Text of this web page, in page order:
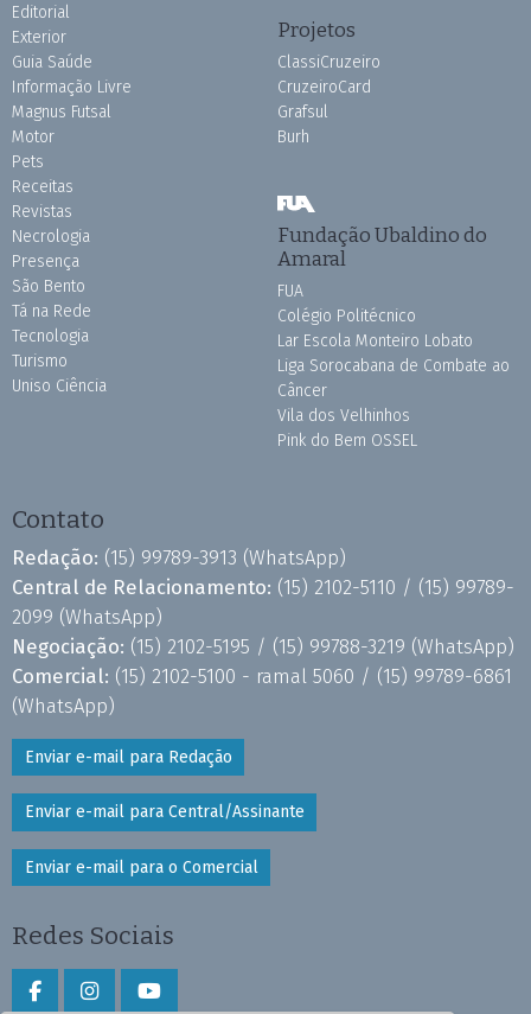
Editorial
Exterior
Guia Saúde
Informação Livre
Magnus Futsal
Motor
Pets
Receitas
Revistas
Necrologia
Presença
São Bento
Tá na Rede
Tecnologia
Turismo
Uniso Ciência
Projetos
ClassiCruzeiro
CruzeiroCard
Grafsul
Burh
Fundação Ubaldino do
Amaral
FUA
Colégio Politécnico
Lar Escola Monteiro Lobato
Liga Sorocabana de Combate ao
Câncer
Vila dos Velhinhos
Pink do Bem OSSEL
Contato
Redação: (15) 99789-3913 (WhatsApp)
Central de Relacionamento: (15) 2102-5110 / (15) 99789-
2099 (WhatsApp)
Negociação: (15) 2102-5195 / (15) 99788-3219 (WhatsApp)
Comercial: (15) 2102-5100 - ramal 5060 / (15) 99789-6861
(WhatsApp)
Enviar e-mail para Redação
Enviar e-mail para Central/Assinante
Enviar e-mail para o Comercial
Redes Sociais